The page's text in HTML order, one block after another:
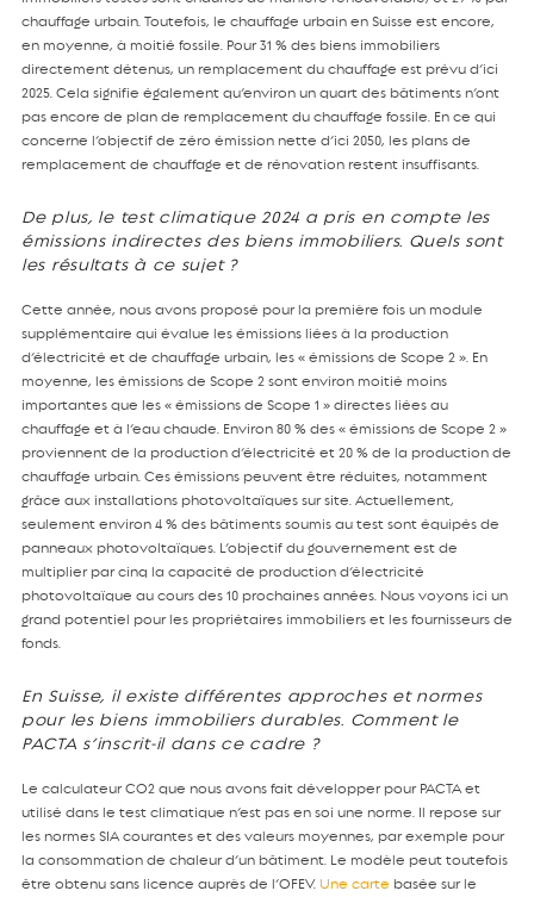
chauffage urbain. Toutefois, le chauffage urbain en Suisse est encore,
en moyenne, à moitié fossile. Pour 31 % des biens immobiliers
directement détenus, un remplacement du chauffage est prévu d’ici
2025. Cela signifie également qu’environ un quart des bâtiments n’ont
pas encore de plan de remplacement du chauffage fossile. En ce qui
concerne l’objectif de zéro émission nette d’ici 2050, les plans de
remplacement de chauffage et de rénovation restent insuffisants.
De plus, le test climatique 2024 a pris en compte les
émissions indirectes des biens immobiliers. Quels sont
les résultats à ce sujet ?
Cette année, nous avons proposé pour la première fois un module
supplémentaire qui évalue les émissions liées à la production
d’électricité et de chauffage urbain, les « émissions de Scope 2 ». En
moyenne, les émissions de Scope 2 sont environ moitié moins
importantes que les « émissions de Scope 1 » directes liées au
chauffage et à l’eau chaude. Environ 80 % des « émissions de Scope 2 »
proviennent de la production d’électricité et 20 % de la production de
chauffage urbain. Ces émissions peuvent être réduites, notamment
grâce aux installations photovoltaïques sur site. Actuellement,
seulement environ 4 % des bâtiments soumis au test sont équipés de
panneaux photovoltaïques. L’objectif du gouvernement est de
multiplier par cinq la capacité de production d’électricité
photovoltaïque au cours des 10 prochaines années. Nous voyons ici un
grand potentiel pour les propriétaires immobiliers et les fournisseurs de
fonds.
En Suisse, il existe différentes approches et normes
pour les biens immobiliers durables. Comment le
PACTA s’inscrit-il dans ce cadre ?
Le calculateur CO2 que nous avons fait développer pour PACTA et
utilisé dans le test climatique n’est pas en soi une norme. Il repose sur
les normes SIA courantes et des valeurs moyennes, par exemple pour
la consommation de chaleur d’un bâtiment. Le modèle peut toutefois
être obtenu sans licence auprès de l’OFEV. Une carte basée sur le